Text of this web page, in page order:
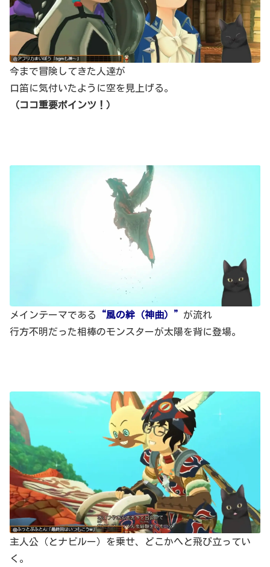
今まで冒険してきた人達が
口笛に気付いたように空を見上げる。
（ココ重要ポインツ！）
メインテーマである “風の絆（神曲）” が流れ
行方不明だった相棒のモンスターが太陽を背に登場。
主人公（とナビルー）を乗せ、どこかへと飛び立ってい
く。